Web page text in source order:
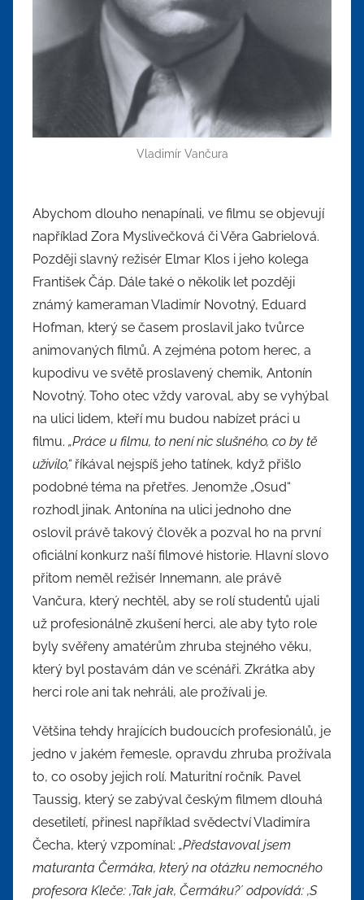
Vladimír Vančura
Abychom dlouho nenapínali, ve filmu se objevují
například Zora Myslivečková či Věra Gabrielová.
Později slavný režisér Elmar Klos i jeho kolega
František Čáp. Dále také o několik let později
známý kameraman Vladimír Novotný, Eduard
Hofman, který se časem proslavil jako tvůrce
animovaných filmů. A zejména potom herec, a
kupodivu ve světě proslavený chemik, Antonín
Novotný. Toho otec vždy varoval, aby se vyhýbal
na ulici lidem, kteří mu budou nabízet práci u
filmu. „Práce u filmu, to není nic slušného, co by tě
uživilo,“ říkával nejspíš jeho tatínek, když přišlo
podobné téma na přetřes. Jenomže „Osud“
rozhodl jinak. Antonína na ulici jednoho dne
oslovil právě takový člověk a pozval ho na první
oficiální konkurz naší filmové historie. Hlavní slovo
přitom neměl režisér Innemann, ale právě
Vančura, který nechtěl, aby se rolí studentů ujali
už profesionálně zkušení herci, ale aby tyto role
byly svěřeny amatérům zhruba stejného věku,
který byl postavám dán ve scénáři. Zkrátka aby
herci role ani tak nehráli, ale prožívali je.
Většina tehdy hrajících budoucích profesionálů, je
jedno v jakém řemesle, opravdu zhruba prožívala
to, co osoby jejich rolí. Maturitní ročník. Pavel
Taussig, který se zabýval českým filmem dlouhá
desetiletí, přinesl například svědectví Vladimíra
Čecha, který vzpomínal: „Představoval jsem
maturanta Čermáka, který na otázku nemocného
profesora Kleče: ,Tak jak, Čermáku?´ odpovídá: ,S